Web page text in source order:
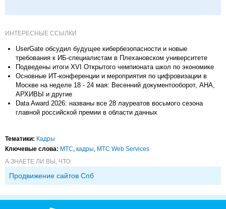
ИНТЕРЕСНЫЕ ССЫЛКИ
UserGate обсудил будущее кибербезопасности и новые
требования к ИБ‑специалистам в Плехановском университете
Подведены итоги XVI Открытого чемпионата школ по экономике
Основные ИТ-конференции и мероприятия по цифровизации в
Москве на неделе 18 - 24 мая: Весенний документооборот, АНА,
АРХИВЫ и другие
Data Award 2026: названы все 28 лауреатов восьмого сезона
главной российской премии в области данных
Тематики: Кадры
Ключевые слова: МТС, кадры, МТС Web Services
А ЗНАЕТЕ ЛИ ВЫ, ЧТО:
Продвижение сайтов Спб